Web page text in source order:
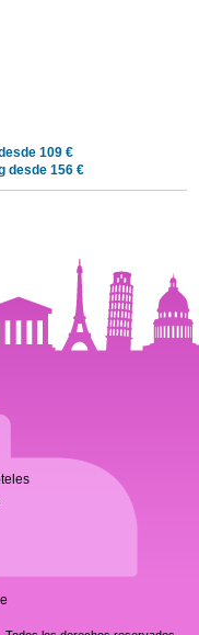
109 €
desde 156 €